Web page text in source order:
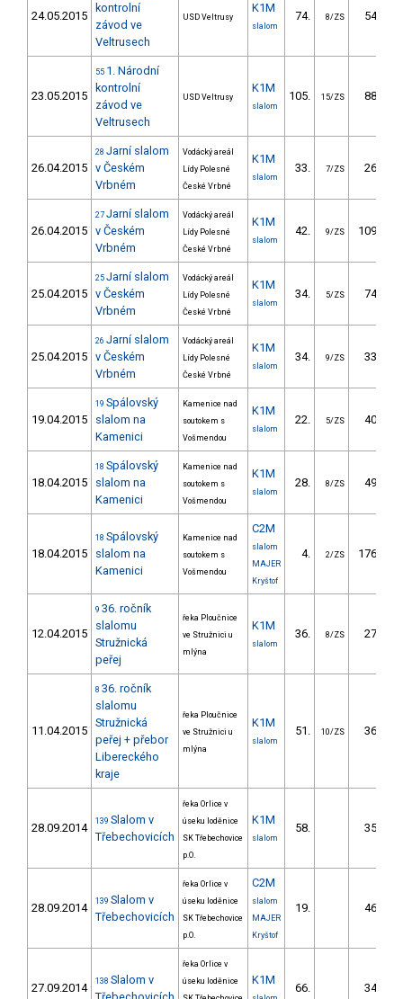
24.05.2015
kontrolní
závod ve
Veltrusech
USD Veltrusy
K1M
slalom
74. 8/ZS 54.27
23.05.2015
55 1. Národní
kontrolní
závod ve
Veltrusech
USD Veltrusy
K1M
slalom
105. 15/ZS 88.03
26.04.2015
28 Jarní slalom
v Českém
Vrbném
Vodácký areál
Lídy Polesné
České Vrbné
K1M
slalom
33. 7/ZS 26.14
26.04.2015
27 Jarní slalom
v Českém
Vrbném
Vodácký areál
Lídy Polesné
České Vrbné
K1M
slalom
42. 9/ZS 109.83
25.04.2015
25 Jarní slalom
v Českém
Vrbném
Vodácký areál
Lídy Polesné
České Vrbné
K1M
slalom
34. 5/ZS 74.49
25.04.2015
26 Jarní slalom
v Českém
Vrbném
Vodácký areál
Lídy Polesné
České Vrbné
K1M
slalom
34. 9/ZS 33.72
19.04.2015
19 Spálovský
slalom na
Kamenici
Kamenice nad
soutokem s
Vošmendou
K1M
slalom
22. 5/ZS 40.60
18.04.2015
18 Spálovský
slalom na
Kamenici
Kamenice nad
soutokem s
Vošmendou
K1M
slalom
28. 8/ZS 49.10
18.04.2015
18 Spálovský
slalom na
Kamenici
Kamenice nad
soutokem s
Vošmendou
C2M
slalom
MAJER
Kryštof
4. 2/ZS 176.50
12.04.2015
9 36. ročník
slalomu
Stružnická
peřej
řeka Ploučnice
ve Stružnici u
mlýna
K1M
slalom
36. 8/ZS 27.30
11.04.2015
8 36. ročník
slalomu
Stružnická
peřej + přebor
Libereckého
kraje
řeka Ploučnice
ve Stružnici u
mlýna
K1M
slalom
51. 10/ZS 36.80
28.09.2014 139 Slalom v
Třebechovicích
řeka Orlice v
úseku loděnice
SK Třebechovice
p.O.
K1M
slalom
58. 35.40
28.09.2014 139 Slalom v
Třebechovicích
řeka Orlice v
úseku loděnice
SK Třebechovice
p.O.
C2M
slalom
MAJER
Kryštof
19. 46.90
27.09.2014 138 Slalom v
řeka Orlice v
úseku loděnice
K1M
66. 34.80